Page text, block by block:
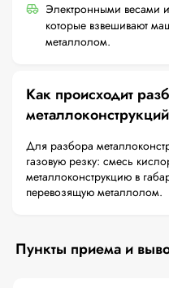
Электронными весами
которые взвешивают
металлолом.
Как происходит
Для разбора
газовую резку: смесь
металлоконструкцию в
перевозящую металлолом.
Пункты приема и